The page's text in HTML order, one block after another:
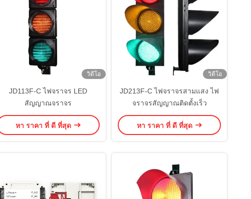
วิดีโอ
JD113F-C ไฟจราจร LED
สัญญาณจราจร
หา ราคา ที่ ดี ที่สุด
วิดีโอ
JD213F-C ไฟจราจรสามแสง ไฟ
จราจรสัญญาณติดตั้งเร็ว
หา ราคา ที่ ดี ที่สุด